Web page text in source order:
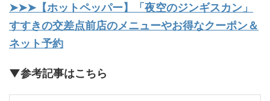
➤➤➤【ホットペッパー】「夜空のジンギスカン」
すすきの交差点前店のメニューやお得なクーポン＆
ネット予約
▼参考記事はこちら